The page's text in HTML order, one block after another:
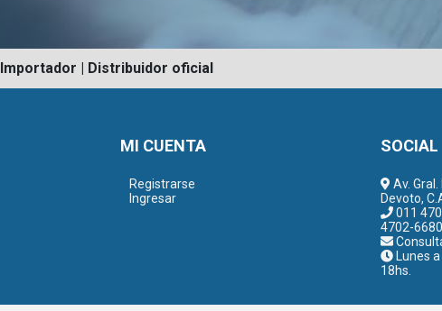
Importador | Distribuidor oficial
MI CUENTA
Registrarse
Ingresar
SOCIAL
Av.
Devoto,
011
4702-6680
Lunes a
18hs.